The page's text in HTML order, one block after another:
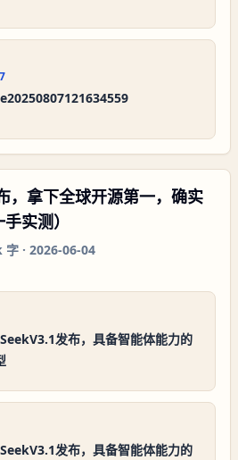
，拿下全球开源第一，确实
实测）
字 · 2026-06-04
发布，具备智能体能力的
发布，具备智能体能力的